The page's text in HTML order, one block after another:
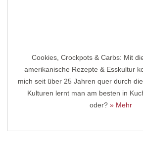
Cookies, Crockpots & Carbs: Mit
amerikanische Rezepte & Esskultur
mich seit über 25 Jahren quer durch
Kulturen lernt man am besten in
oder? » Mehr